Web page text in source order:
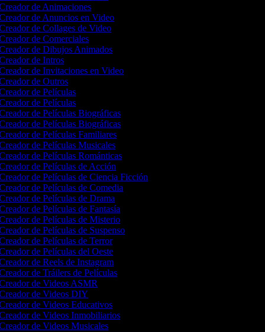
de Animaciones
de Anuncios en Video
de Collages de Video
de Comerciales
de Dibujos Animados
de Intros
de Invitaciones en Video
de Outros
de Películas
de Películas
de Películas Biográficas
de Películas Biográficas
de Películas Familiares
de Películas Musicales
de Películas Románticas
de Películas de Acción
de Películas de Ciencia Ficción
de Películas de Comedia
de Películas de Drama
de Películas de Fantasía
de Películas de Misterio
de Películas de Suspenso
de Películas de Terror
de Películas del Oeste
de Reels de Instagram
de Tráilers de Películas
de Videos ASMR
de Videos DIY
de Videos Educativos
de Videos Inmobiliarios
de Videos Musicales